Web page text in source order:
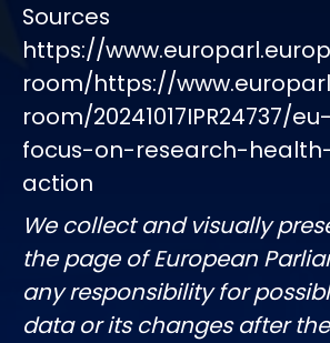
Sources
https://
room/https://
room/
focus-on-research-
action
We collect and visually
the page of European
any responsibility for
data or its changes after